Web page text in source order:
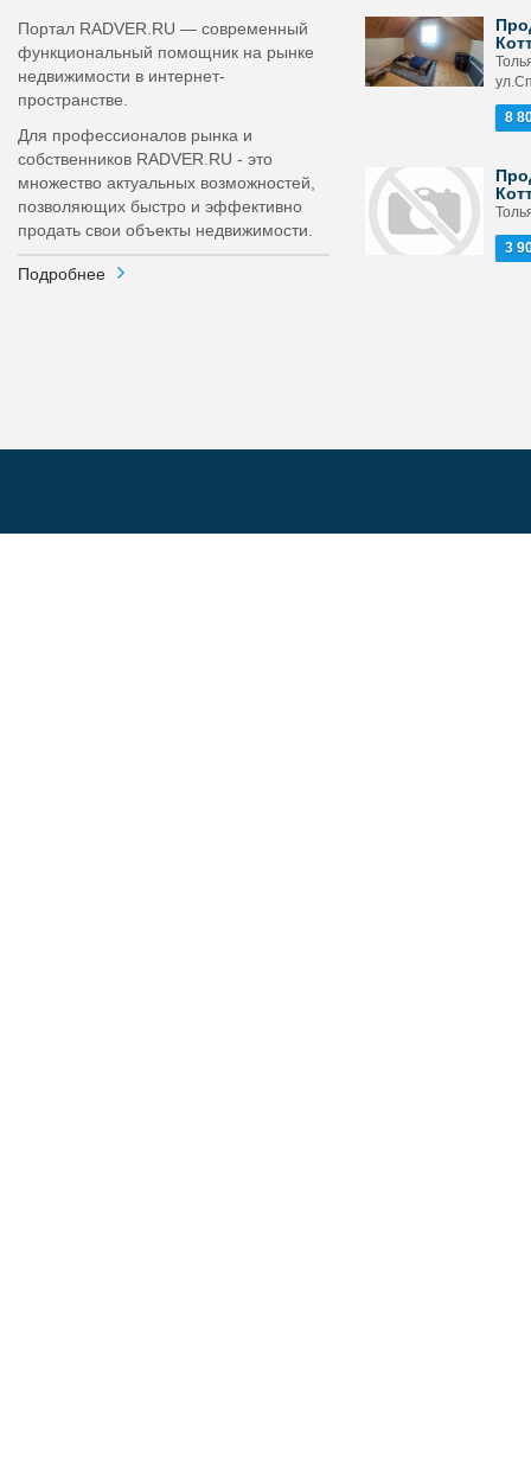
Портал RADVER.RU — современный
функциональный помощник на рынке
недвижимости в интернет-
пространстве.
Для профессионалов рынка и
собственников RADVER.RU - это
множество актуальных возможностей,
позволяющих быстро и эффективно
продать свои объекты недвижимости.
Подробнее
8
3